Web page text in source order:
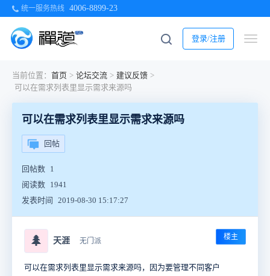
统一服务热线 4006-8899-23
登录/注册
当前位置： 首页 > 论坛交流 > 建议反馈 >
可以在需求列表里显示需求来源吗
可以在需求列表里显示需求来源吗
回帖
回帖数 1
阅读数 1941
发表时间
2019-08-30 15:17:27
🌲 天涯 无门派 楼主
可以在需求列表里显示需求来源吗，因为要管理不同客户